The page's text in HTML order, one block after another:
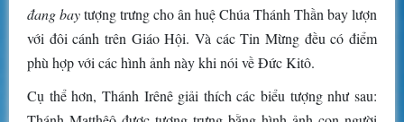
đang baytượng trưng cho ân huệ Chúa Thánh Thần bay lượn
với đôi cánh trên Giáo Hội. Và các Tin Mừng đều có điểm
phù hợp với các hình ảnh này khi nói về Đức Kitô.
Cụ thể hơn, Thánh Irênê giải thích các biểu tượng như sau: